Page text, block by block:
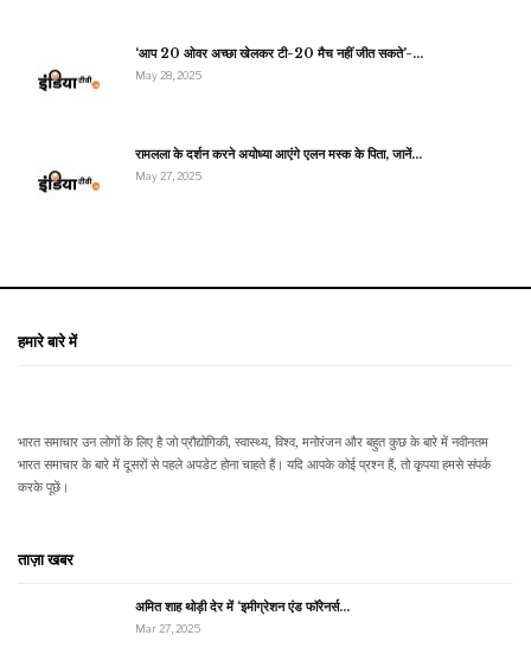
‘आप 20 ओवर अच्छा खेलकर टी-20 मैच नहीं जीत सकते’-…
May 28, 2025
रामलला के दर्शन करने अयोध्या आएंगे एलन मस्क के पिता, जानें…
May 27, 2025
हमारे बारे में
भारत समाचार उन लोगों के लिए है जो प्रौद्योगिकी, स्वास्थ्य, विश्व, मनोरंजन और बहुत कुछ के बारे में नवीनतम
भारत समाचार के बारे में दूसरों से पहले अपडेट होना चाहते हैं। यदि आपके कोई प्रश्न हैं, तो कृपया हमसे संपर्क
करके पूछें।
ताज़ा खबर
अमित शाह थोड़ी देर में ‘इमीग्रेशन एंड फॉरेनर्स…
Mar 27, 2025